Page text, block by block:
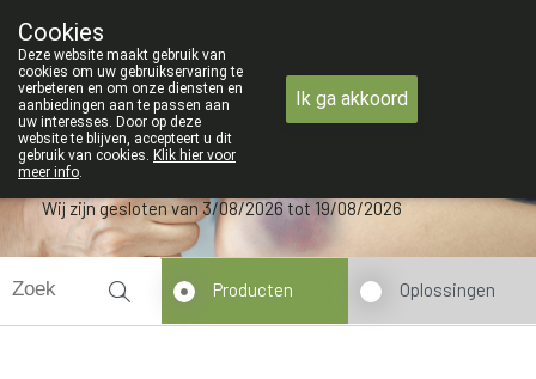
maandag 3 AUGUSTUS tot en met woensdag 19 AUGUSTUS
09 228 32 36
Wij zijn gesloten van 3/08/2026 tot 19/08/2026
Producten Oplossingen
Cookies
Deze website maakt gebruik van
cookies om uw gebruikservaring te
verbeteren en om onze diensten en
aanbiedingen aan te passen aan
uw interesses. Door op deze
website te blijven, accepteert u dit
gebruik van cookies. Klik hier voor
meer info.
Ik ga akkoord